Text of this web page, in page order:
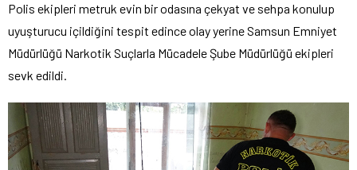
Polis ekipleri metruk evin bir odasına çekyat ve sehpa konulup
uyuşturucu içildiğini tespit edince olay yerine Samsun Emniyet
Müdürlüğü Narkotik Suçlarla Mücadele Şube Müdürlüğü ekipleri
sevk edildi.